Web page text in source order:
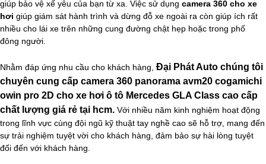
giúp bảo vệ xế yêu của bạn từ xa. Việc sử dụng camera 360 cho xe
hơi giúp giám sát hành trình và dừng đỗ xe ngoài ra còn giúp ích rất
nhiều cho lái xe trên những cung đường chật hẹp hoặc trong phố
đông người.
Nhằm đáp ứng nhu cầu cho khách hàng, Đại Phát Auto chúng tôi
chuyên cung cấp camera 360 panorama avm20 cogamichi
owin pro 2D cho xe hơi ô tô Mercedes GLA Class cao cấp
chất lượng giá rẻ tại hcm. Với nhiều năm kinh nghiệm hoạt động
trong lĩnh vực cùng đội ngũ kỹ thuật tay nghề cao sẽ hỗ trợ, mang đến
sự trải nghiệm tuyệt vời cho khách hàng, đảm bảo sự hài lòng tuyệt
đối đến với khách hàng.